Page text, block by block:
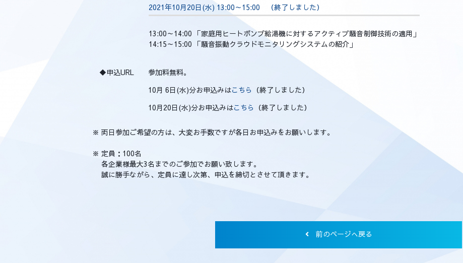
2021年10月20日(水) 13:00～15:00 （終了しました）
13:00～14:00 「家庭用ヒートポンプ給湯機に対するアクティブ騒音制御技術の適用」
14:15～15:00 「騒音振動クラウドモニタリングシステムの紹介」
◆申込URL
参加料無料。
10月 6日(水)分お申込みはこちら （終了しました）
10月20日(水)分お申込みはこちら （終了しました）
※ 両日参加ご希望の方は、大変お手数ですが各日お申込みをお願いします。
※ 定員：100名
各企業様最大3名までのご参加でお願い致します。
誠に勝手ながら、定員に達し次第、申込を締切とさせて頂きます。
前のページへ戻る